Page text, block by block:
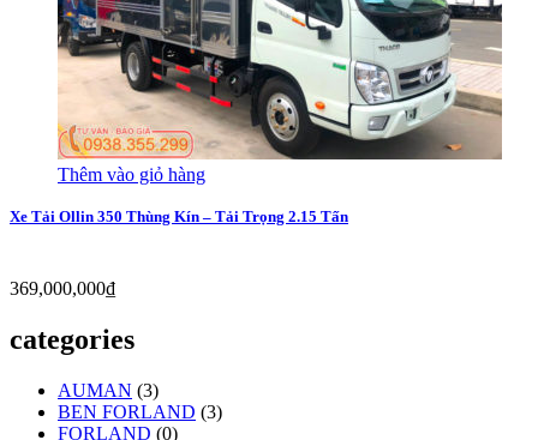
Thêm vào giỏ hàng
Xe Tải Ollin 350 Thùng Kín – Tải Trọng 2.15 Tấn
369,000,000₫
categories
AUMAN (3)
BEN FORLAND (3)
FORLAND (0)